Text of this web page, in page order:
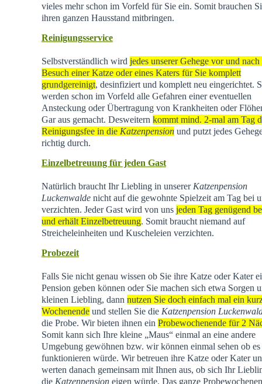
vieles mehr schon im Vorfeld für Sie ein. Somit brauchen
ihren ganzen Hausstand mitbringen.
Reinigungsservice
Selbstverständlich wird jedes unserer Gehege vor und nach
Besuch einer Katze oder eines Katers für Sie komplett
grundgereinigt, desinfiziert und komplett neu eingerichtet.
werden schon im Vorfeld alle Gefahren einer eventuellen
Ansteckung oder Übertragung von Krankheiten oder
Gar aus gemacht. Desweitern kommt mind. 2-mal am Tag
Reinigungsfee in die Katzenpensionund putzt jedes
richtig durch.
Einzelbetreuung für jeden Gast
Natürlich braucht Ihr Liebling in unserer Katzenpension
Luckenwaldenicht auf die gewohnte Spielzeit am Tag bei
verzichten. Jeder Gast wird von uns jeden Tag genügend
und erhält Einzelbetreuung. Somit braucht niemand auf
Streicheleinheiten und Kuscheleien verzichten.
Probezeit
Falls Sie nicht genau wissen ob Sie ihre Katze oder Kater
Pension geben können oder Sie machen sich etwa Sorgen
kleinen Liebling, dann nutzen Sie doch einfach mal ein
Wochenendeund stellen Sie die Katzenpension
die Probe. Wir bieten ihnen ein Probewochenende für 2
Somit kann sich Ihre kleine „Maus“ einmal an eine andere
Umgebung gewöhnen bzw. wir können einmal sehen ob es
funktionieren würde. Wir betreuen ihre Katze oder Kater
werten danach gemeinsam mit Ihnen aus, ob sich Ihr
die Katzenpensioneigen würde. Das ganze